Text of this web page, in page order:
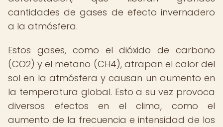
cantidades de gases de efecto invernadero
a la atmósfera.
Estos gases, como el dióxido de carbono
(CO2) y el metano (CH4), atrapan el calor del
sol en la atmósfera y causan un aumento en
la temperatura global. Esto a su vez provoca
diversos efectos en el clima, como el
aumento de la frecuencia e intensidad de los